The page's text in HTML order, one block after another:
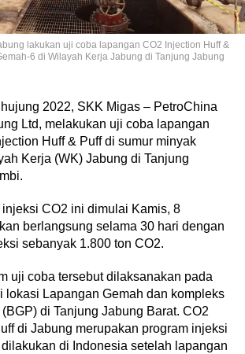
lakukan uji coba lapangan CO2 Injection Huff &
6 di Wilayah Kerja Jabung di Tanjung Jabung
2022, SKK Migas – PetroChina
Ltd, melakukan uji coba lapangan
Huff & Puff di sumur minyak
Kerja (WK) Jabung di Tanjung
CO2 ini dimulai Kamis, 8
berlangsung selama 30 hari dengan
sebanyak 1.800 ton CO2.
uji coba tersebut dilaksanakan pada
lokasi Lapangan Gemah dan kompleks
di Tanjung Jabung Barat. CO2
di Jabung merupakan program injeksi
di Indonesia setelah lapangan